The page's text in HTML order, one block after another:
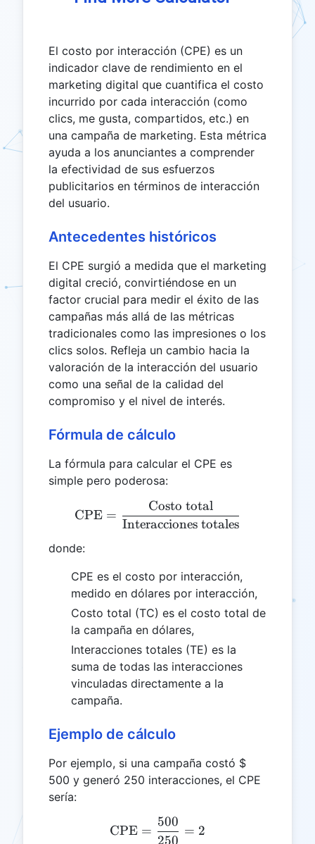
El costo por interacción (CPE) es un
indicador clave de rendimiento en el
marketing digital que cuantifica el costo
incurrido por cada interacción (como
clics, me gusta, compartidos, etc.) en
una campaña de marketing. Esta métrica
ayuda a los anunciantes a comprender
la efectividad de sus esfuerzos
publicitarios en términos de interacción
del usuario.
Antecedentes históricos
El CPE surgió a medida que el marketing
digital creció, convirtiéndose en un
factor crucial para medir el éxito de las
campañas más allá de las métricas
tradicionales como las impresiones o los
clics solos. Refleja un cambio hacia la
valoración de la interacción del usuario
como una señal de la calidad del
compromiso y el nivel de interés.
Fórmula de cálculo
La fórmula para calcular el CPE es
simple pero poderosa:
\text{CPE} =
CPE =
Interacciones totales
Costo total
donde:
CPE es el costo por interacción,
medido en dólares por interacción,
Costo total (TC) es el costo total de
la campaña en dólares,
Interacciones totales (TE) es la
suma de todas las interacciones
vinculadas directamente a la
campaña.
Ejemplo de cálculo
Por ejemplo, si una campaña costó $
500 y generó 250 interacciones, el CPE
sería:
\text{CPE} =
CPE =
250
500
= 2